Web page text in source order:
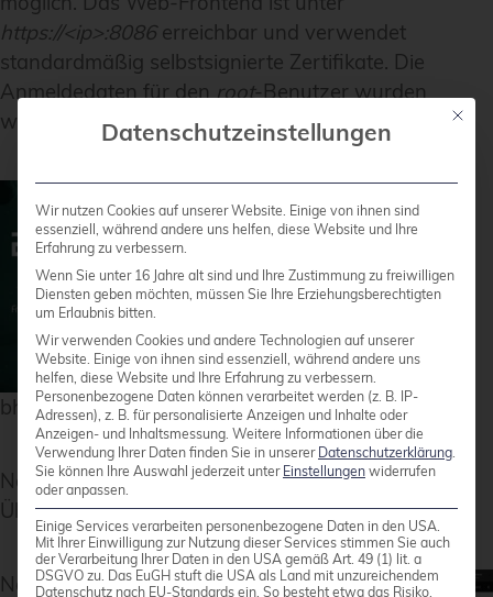
https://<ip>:8086erreichbar und verwendet
standardmäßig selbstsignierte Zertifikate. Die
Anmeldedaten für den root-Benutzer wurden
während der Einrichtung auf der CLI ausgegeben.
bhyve BVCP Login
Nach erfolgreicher Anmeldung wird die Standard-
Übersichtsseite angezeigt.
Nach der
Mit
Datenschutzeinstellungen
Wir nutzen Cookies auf unserer Website. Einige von ihnen sind
essenziell, während andere uns helfen, diese Website und Ihre
Erfahrung zu verbessern.
Wenn Sie unter 16 Jahre alt sind und Ihre Zustimmung zu freiwilligen
Diensten geben möchten, müssen Sie Ihre Erziehungsberechtigten
um Erlaubnis bitten.
Wir verwenden Cookies und andere Technologien auf unserer
Website. Einige von ihnen sind essenziell, während andere uns
helfen, diese Website und Ihre Erfahrung zu verbessern.
Personenbezogene Daten können verarbeitet werden (z. B. IP-
Adressen), z. B. für personalisierte Anzeigen und Inhalte oder
Anzeigen- und Inhaltsmessung. Weitere Informationen über die
Verwendung Ihrer Daten finden Sie in unserer Datenschutzerklärung.
Sie können Ihre Auswahl jederzeit unter Einstellungen widerrufen
oder anpassen.
Einige Services verarbeiten personenbezogene Daten in den USA.
Mit Ihrer Einwilligung zur Nutzung dieser Services stimmen Sie auch
der Verarbeitung Ihrer Daten in den USA gemäß Art. 49 (1) lit. a
DSGVO zu. Das EuGH stuft die USA als Land mit unzureichendem
Datenschutz nach EU-Standards ein. So besteht etwa das Risiko,